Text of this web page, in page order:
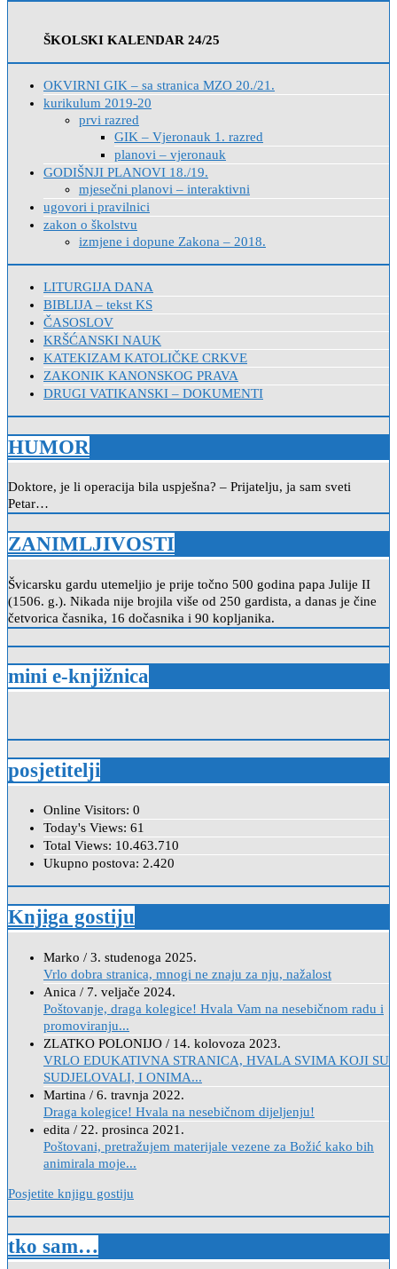
ŠKOLSKI KALENDAR 24/25
OKVIRNI GIK – sa stranica MZO 20./21.
kurikulum 2019-20
prvi razred
GIK – Vjeronauk 1. razred
planovi – vjeronauk
GODIŠNJI PLANOVI 18./19.
mjesečni planovi – interaktivni
ugovori i pravilnici
zakon o školstvu
izmjene i dopune Zakona – 2018.
LITURGIJA DANA
BIBLIJA – tekst KS
ČASOSLOV
KRŠĆANSKI NAUK
KATEKIZAM KATOLIČKE CRKVE
ZAKONIK KANONSKOG PRAVA
DRUGI VATIKANSKI – DOKUMENTI
HUMOR
Doktore, je li operacija bila uspješna? – Prijatelju, ja sam sveti
Petar…
ZANIMLJIVOSTI
Švicarsku gardu utemeljio je prije točno 500 godina papa Julije II
(1506. g.). Nikada nije brojila više od 250 gardista, a danas je čine
četvorica časnika, 16 dočasnika i 90 kopljanika.
mini e-knjižnica
posjetitelji
Online Visitors: 0
Today's Views: 61
Total Views: 10.463.710
Ukupno postova: 2.420
Knjiga gostiju
Marko / 3. studenoga 2025.
Vrlo dobra stranica, mnogi ne znaju za nju, nažalost
Anica / 7. veljače 2024.
Poštovanje, draga kolegice! Hvala Vam na nesebičnom radu i
promoviranju...
ZLATKO POLONIJO / 14. kolovoza 2023.
VRLO EDUKATIVNA STRANICA, HVALA SVIMA KOJI SU
SUDJELOVALI, I ONIMA...
Martina / 6. travnja 2022.
Draga kolegice! Hvala na nesebičnom dijeljenju!
edita / 22. prosinca 2021.
Poštovani, pretražujem materijale vezene za Božić kako bih
animirala moje...
Posjetite knjigu gostiju
tko sam…